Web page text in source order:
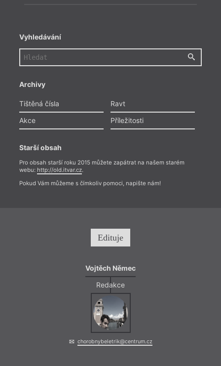
Vyhledávání
Archivy
Tištěná čísla
Ravt
Akce
Příležitosti
Starší obsah
Pro obsah starší roku 2015 můžete zapátrat na našem starém
webu: http://old.itvar.cz.
Pokud Vám můžeme s čímkoliv pomoci, napište nám!
Edituje
Vojtěch Němec
Redakce
chorobnybeletrik@centrum.cz